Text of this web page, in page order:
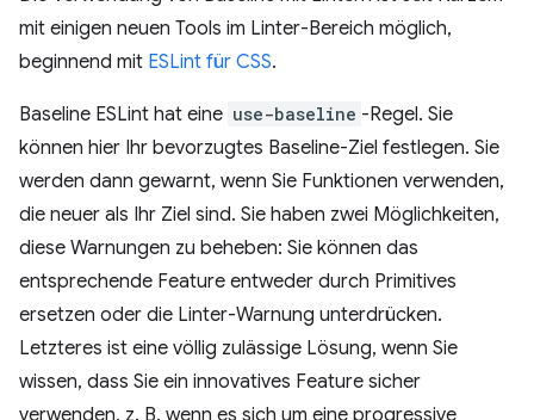
mit einigen neuen Tools im Linter-Bereich möglich,
beginnend mit ESLint für CSS.
Baseline ESLint hat eine use-baseline -Regel. Sie
können hier Ihr bevorzugtes Baseline-Ziel festlegen. Sie
werden dann gewarnt, wenn Sie Funktionen verwenden,
die neuer als Ihr Ziel sind. Sie haben zwei Möglichkeiten,
diese Warnungen zu beheben: Sie können das
entsprechende Feature entweder durch Primitives
ersetzen oder die Linter-Warnung unterdrücken.
Letzteres ist eine völlig zulässige Lösung, wenn Sie
wissen, dass Sie ein innovatives Feature sicher